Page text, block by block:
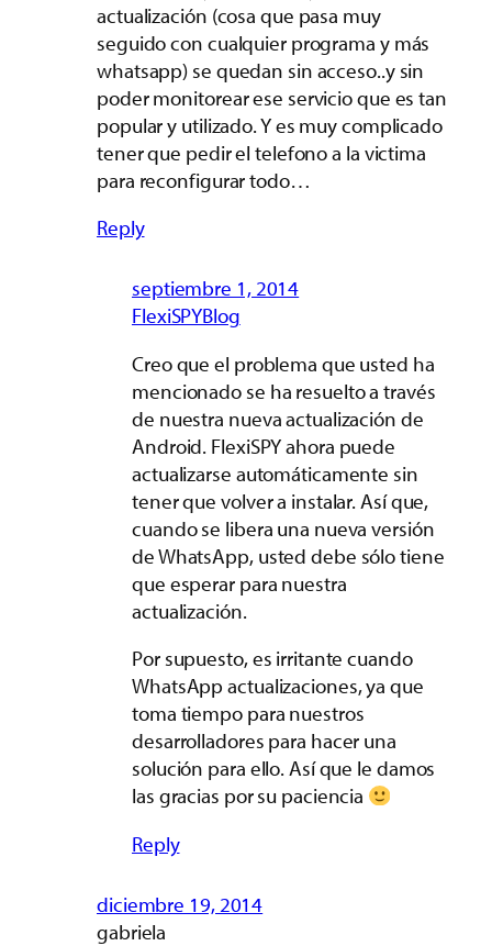
actualización (cosa que pasa muy
seguido con cualquier programa y más
whatsapp) se quedan sin acceso..y sin
poder monitorear ese servicio que es tan
popular y utilizado. Y es muy complicado
tener que pedir el telefono a la victima
para reconfigurar todo…
Reply
septiembre 1, 2014
FlexiSPYBlog
Creo que el problema que usted ha
mencionado se ha resuelto a través
de nuestra nueva actualización de
Android. FlexiSPY ahora puede
actualizarse automáticamente sin
tener que volver a instalar. Así que,
cuando se libera una nueva versión
de WhatsApp, usted debe sólo tiene
que esperar para nuestra
actualización.
Por supuesto, es irritante cuando
WhatsApp actualizaciones, ya que
toma tiempo para nuestros
desarrolladores para hacer una
solución para ello. Así que le damos
las gracias por su paciencia
Reply
diciembre 19, 2014
gabriela